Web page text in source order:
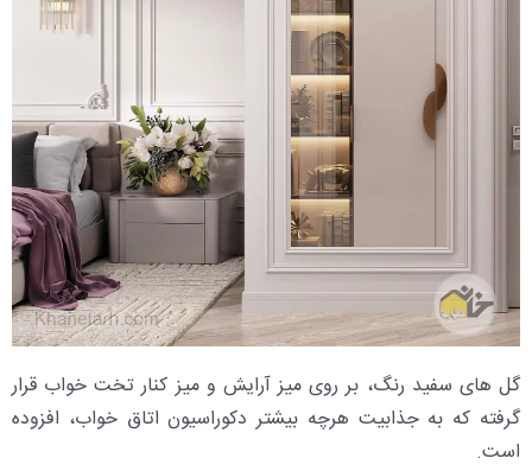
گل های سفید رنگ، بر روی میز آرایش و میز کنار تخت خواب قرار
گرفته که به جذابیت هرچه بیشتر دکوراسیون اتاق خواب، افزوده
است.